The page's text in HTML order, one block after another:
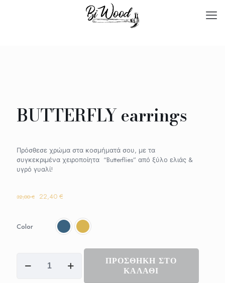
BUTTERFLY earrings
Πρόσθεσε χρώμα στα κοσμήματά σου, με τα
συγκεκριμένα χειροποίητα “Butterflies” από ξύλο ελιάς &
υγρό γυαλί!
32,00€
Original
32,00 €.
22,40 €
είναι:
22,40 €.
Color
earrings
ΠΡΟΣΘΗΚΗ ΣΤΟ
ΚΑΛΑΘΙ